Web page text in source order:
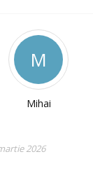
M
Mihai
2026